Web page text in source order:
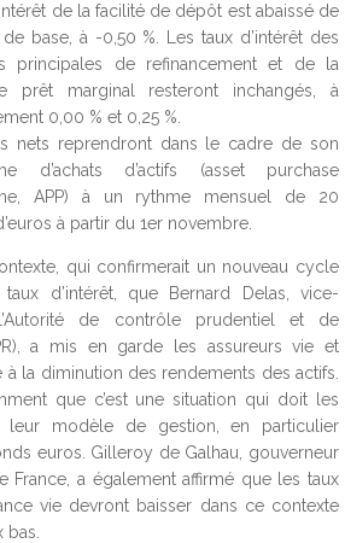
de la facilité de dépôt est abaissé de
base, à -0,50 %. Les taux d’intérêt des
principales de refinancement et de la
prêt marginal resteront inchangés, à
0,00 % et 0,25 %.
nets reprendront dans le cadre de son
d’achats d’actifs (asset purchase
APP) à un rythme mensuel de 20
à partir du 1er novembre.
qui confirmerait un nouveau cycle
d’intérêt, que Bernard Delas, vice-
de contrôle prudentiel et de
a mis en garde les assureurs vie et
la diminution des rendements des actifs.
que c’est une situation qui doit les
leur modèle de gestion, en particulier
euros. Gilleroy de Galhau, gouverneur
France, a également affirmé que les taux
vie devront baisser dans ce contexte
bas.